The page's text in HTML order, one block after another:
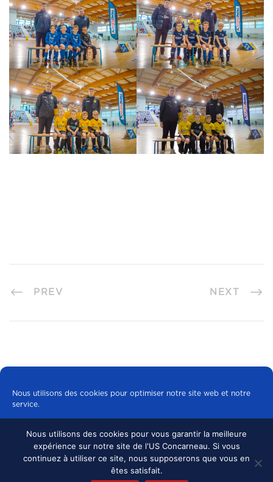
Nous utilisons des cookies pour optimiser notre site web et notre
service.
Tous les cookies
Refuser
PREV NEXT
© 2024 US CONCARNEAU, TOUS DROITS
RÉSERVÉS. MENTIONS LÉGALES •
Nous utilisons des cookies pour vous garantir la meilleure
expérience sur notre site de l'US Concarneau. Si vous
continuez à utiliser ce site, nous supposerons que vous en
êtes satisfait.